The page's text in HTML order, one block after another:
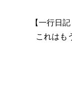
【一行日
これはも